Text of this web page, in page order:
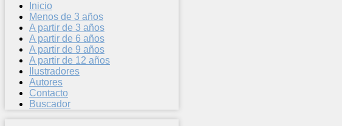
Inicio
Menos de 3 años
A partir de 3 años
A partir de 6 años
A partir de 9 años
A partir de 12 años
Ilustradores
Autores
Contacto
Buscador